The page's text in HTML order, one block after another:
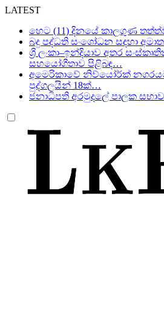
LATEST
හෙට (11) දිනයේ කාලගුණ
බදු පද්ධති සංශෝධන සඳහා
ශ්‍රී ලංකා–ඉන්දියාව අතර
සහයෝගීතාව පිළිබඳ…
අමෙරිකාවේ නිව්යෝර්ක්
පුද්ගලයින් 18ක්…
ජනාධිපති අරමුදලේ පාලක